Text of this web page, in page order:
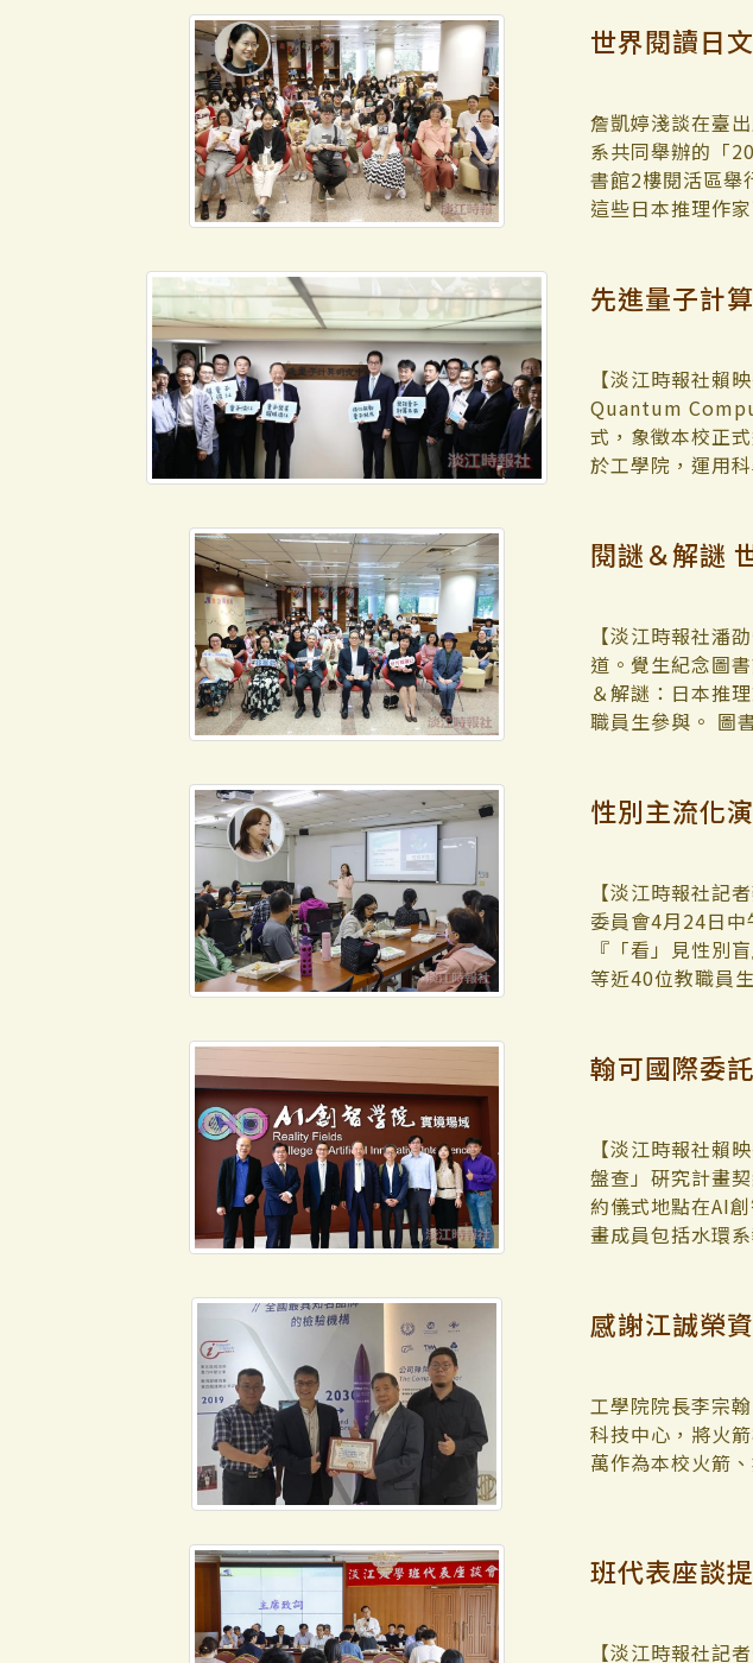
行改善、小組討
成為我所掌握的
實作中將知識
讀」到「自我揭
贊助的永續報告
積電、中華航空
學生推入個人自
學習報告書」，
教練企研所碩二
會永續管理師認
小時就安排一
學教紀錄 永續學
編簡報，把每一
Development
限公司」就是在
優良品質得1.5
危機感讓他們在
企業在這麼不確
境，讓成員在整
至影響到了我在
可能蹦出一個更
除此之外，他們
接著在10週、
視過程，陳雅慧
未來環境的變化
到參展 到真實
動，並進行ESG
的「淨零城市展
有說服力。 回
事物連結起來的
果，我們得做了
時習證書」來指
是知道如何處理
書的同時，他們
很燒腦。」 「
帶的課程每一堂
學的態度激勵了
是我們大一到大
我們仍會繼續給
國企二關川侑里
部分加強訓練。
謝大家對於比賽
的訓練模式，把
都很激動，日後
獲傑出方案：產
主任張炳煌、工
院院長吳萬寶
科技結合的創新
生瞭解AI和資訊
畫」（人文社會
進學生畢業後的
外，還舉行故事
意。 對於利用
訊包在資料庫中
的實現，文學院
機螢幕的時間增
紫均表示，隨著
面的文字、照片
世界閱讀日
詹凱婷淺談在臺
系共同舉辦的「
書館2樓閱活區舉
這些日本推理作
還記得第一次讀
字是出版社的「
節」，以至於推
發跡。至於推理
小說、「罪與個
家爬梳的部分，
婷分享，讀多了
奇、幻想的妝點
行一劉倖羽分享
作品，同時更
作皊報導】覺生
場，5月1日中午
殺人遊戲》」，
業：雪月花殺人
茶道文化。她指
姿勢、步伐等都
值觀，而其中的
格的廖育卿進一
中以花為主題的
是以雪、月、花
由故事主角加賀
聽完講座後覺得
化，她認為這項
文化的碰撞，很
進自我修煉，日
式。兩者皆為五
閱讀日」文學沙
教授彭春陽，主
聆聽。 彭春陽
「離」則是開創
破框架，讓三位
了推理小說的範
是因為富士山是
「LUCKY 7」
先進量子計
【淡江時報社賴
Quantum
式，象徵本校正
於工學院，運用
景是藉由中心資
行良性循環。
僅能做特定的運
究，他期待三院
之一，「期望此
能在世界舞台發
文，取得令人矚
格貓」，輔以「
太太求婚的機率
興會」外國人
算項目共同主持
科學技術委員會
算、量子光學和
目前「先進量子
閱謎＆解謎
【淡江時報社潘
道。覺生紀念圖
＆解謎：日本推
職員生參與。 圖
體驗閱讀推理的
且有質感的呈現
享受謎底揭開瞬
簡單的方式，他
小說的懸疑與精
佩青以一襲偵探
路》，讓在場參
儘管情節落於通
別於圖書館2樓
其相近調性的日
吾、湊佳苗、伊
日、5月1日及5
經典作品進行解
分別安排分享東
詳情請至活動
性別主流化
【淡江時報社記
委員會4月24日
『「看」見性別
等近40位教職員
會價值基礎、增
角色的學習，是
別分類產生的意
響其學習。希望
性平委員的觀光
為這是一個多元
覺得非常有趣。」
翰可國際委
【淡江時報社賴
盤查」硏究計畫
約儀式地點在AI
畫成員包括水環
揭露，及全世界
於簽約前一日，
感謝江誠榮
工學院院長李宗
科技中心，將火
萬作為本校火箭
班代表座談
【淡江時報社記